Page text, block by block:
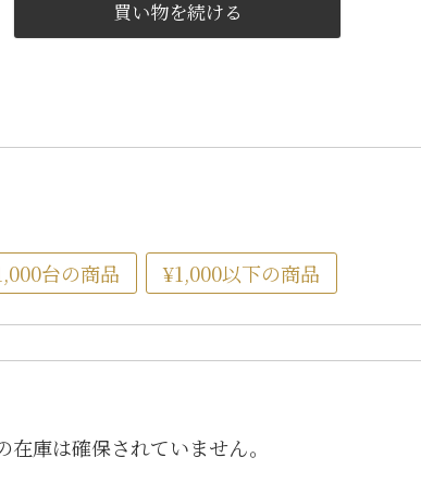
買い物を続ける
台の商品 ¥1,000以下の商品
庫は確保されていません。